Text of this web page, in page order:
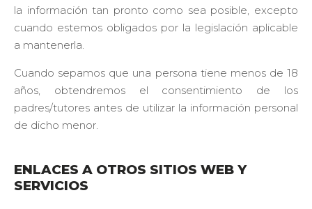
la información tan pronto como sea posible, excepto
cuando estemos obligados por la legislación aplicable
a mantenerla.
Cuando sepamos que una persona tiene menos de 18
años, obtendremos el consentimiento de los
padres/tutores antes de utilizar la información personal
de dicho menor.
ENLACES A OTROS SITIOS WEB Y
SERVICIOS